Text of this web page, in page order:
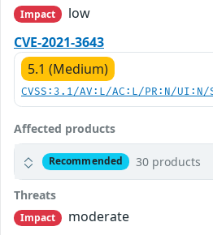
Impact
low
CVE-2021-3643
5.1 (Medium)
CVSS:3.1/AV:L/AC:L/PR:N/
Affected products
Recommended 30 products
Threats
Impact
moderate